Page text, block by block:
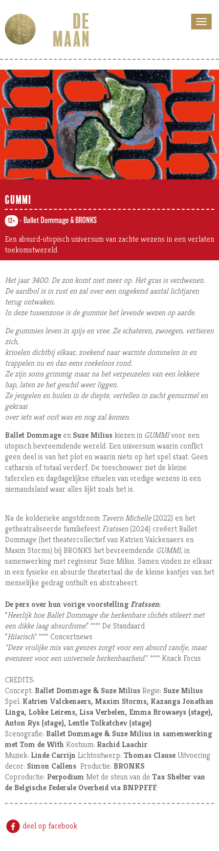
GUMMI
12+ - Ballet Dommage & BRONKS
Een absurd-utopisch universum van zachte wezens in een verlaten
toekomstwereld
Het jaar 3400. De zon komt niet meer op. Het gras is verdwenen.
De aardbol is in rust en zal over een ongekend aantal lichtjaren
terug ontwaken.
In deze tussenzone is de gummie het levende wezen op aarde.
De gummies leven in spijs en vree. Ze schateren, zwoegen, vertieren
zich,
krioelen dichtbij elkaar, zoekend naar warmte dommelen in en
trappelen nu en dan eens roekeloos rond.
Ze zijn soms grimmig maar na het verpeuzelen van een lekkere
hap,laten ze het geschil weer liggen.
Ze jengelen en huilen in de diepte, vertellen in zacht gemurmel en
gekraai
over iets wat ooit was en nog zal komen.
Ballet Dommage en Suze Milius kiezen in GUMMIvoor een
utopisch bevreemdende wereld. Een universum waarin conflict
geen deel is van het plot en waarin niets op het spel staat. Geen
catharsis of totaal verderf. De toeschouwer ziet de kleine
taferelen en dagdagelijkse rituelen van vredige wezens in een
niemandsland waar alles lijkt zoals het is.
Na de kolderieke angstdroom Tavern Michelle(2022) en het
getheatraliseerde familiefeest Fratssen (2024) creëert Ballet
Dommage (het theatercollectief van Katrien Valckenaers en
Maxim Storms) bij BRONKS het bevreemdende GUMMI, in
samenwerking met regisseur Suze Milius. Samen vinden ze elkaar
in een fysieke en absurde theatertaal die de kleine kantjes van het
menselijke gedrag onthult en abstraheert.
De pers over hun vorige voorstelling Fratssen:
“Heerlijk hoe Ballet Dommage die herkenbare clichés stileert met
een dikke laag absurdisme.” **** De Standaard
“Hilarisch” **** Concertnews
"Deze vrolijke mix van genres zorgt voor een absurd randje, maar
evenzeer voor een universele herkenbaarheid." **** Knack Focus
CREDITS:
Concept: Ballet Dommage & Suze Milius Regie: Suze Milius
Spel: Katrien Valckenaers, Maxim Storms, Kazanga Jonathan
Linga, Lobke Leirens, Lisa Verbelen, Emma Browaeys (stage),
Anton Rys (stage), Lentle Tolkatchev (stage)
Scenografie: Ballet Dommage & Suze Milius in samenwerking
met Tom de With Kostuum: Rachid Laachir
Muziek: Linde Carrijn Lichtontwerp: Thomas Clause Uitvoering
decor: Simon Callens Productie: BRONKS
Coproductie: Perpodium Met de steun van de Tax Shelter van
de Belgische Federale Overheid via BNPPFFF
deel op facebook